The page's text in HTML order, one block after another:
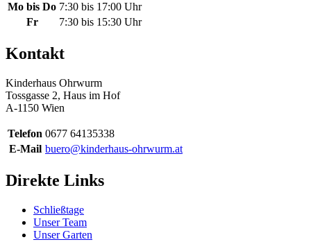
Mo bis Do 7:30 bis 17:00 Uhr
Fr
7:30 bis 15:30 Uhr
Kontakt
Kinderhaus Ohrwurm
Tossgasse 2, Haus im Hof
A-1150 Wien
Telefon 0677 64135338
E-Mail buero@kinderhaus-ohrwurm.at
Direkte Links
Schließtage
Unser Team
Unser Garten